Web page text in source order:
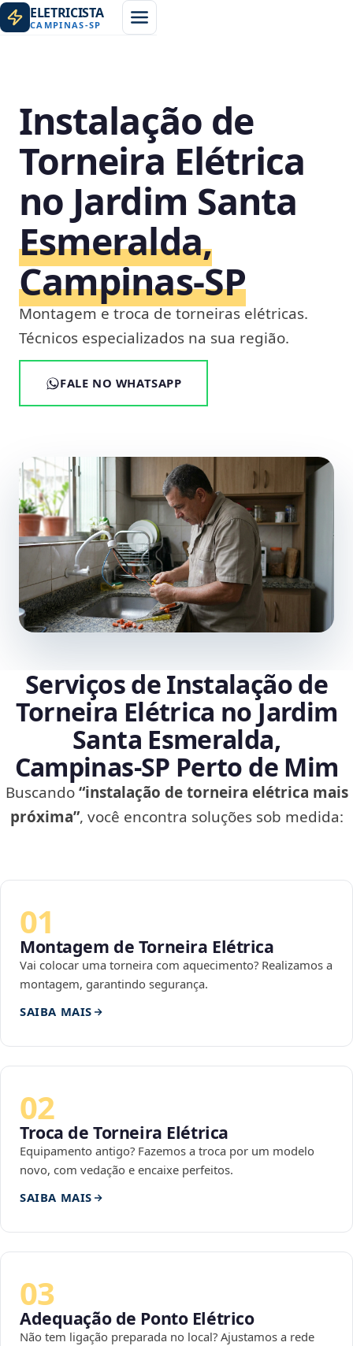
ELETRICISTA
CAMPINAS-SP
Instalação de
Torneira Elétrica
no Jardim Santa
Esmeralda,
Campinas‑SP
Montagem e troca de torneiras elétricas.
Técnicos especializados na sua região.
FALE NO WHATSAPP
Serviços de Instalação de
Torneira Elétrica no Jardim
Santa Esmeralda,
Campinas‑SP Perto de Mim
Buscando“instalação de torneira elétrica mais
próxima”, você encontra soluções sob medida:
01
Montagem de Torneira Elétrica
Vai colocar uma torneira com aquecimento? Realizamos a
montagem, garantindo segurança.
SAIBA MAIS
02
Troca de Torneira Elétrica
Equipamento antigo? Fazemos a troca por um modelo
novo, com vedação e encaixe perfeitos.
SAIBA MAIS
03
Adequação de Ponto Elétrico
Não tem ligação preparada no local? Ajustamos a rede